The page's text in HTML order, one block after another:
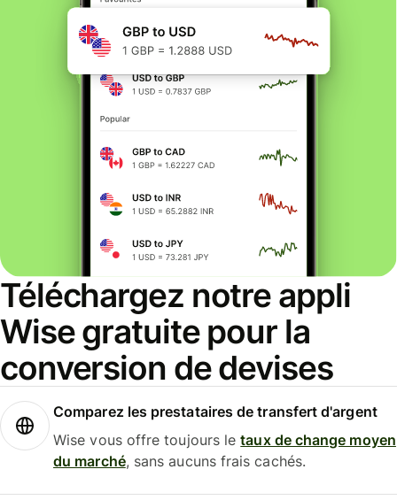
Téléchargez notre appli
Wise gratuite pour la
conversion de devises
Comparez les prestataires de transfert d'argent
Wise vous offre toujours letaux de change moyen
du marché, sans aucuns frais cachés.